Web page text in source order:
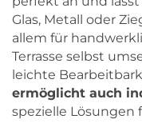
Glas, Metall oder
allem für
Terrasse selbst
leichte
ermöglicht auch
spezielle Lösungen